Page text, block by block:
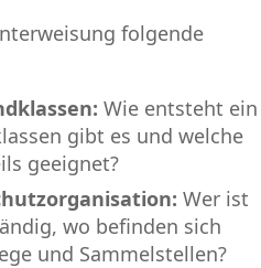
folgende
Wie entsteht ein
gibt es und welche
geeignet?
Wer ist
wo befinden sich
und Sammelstellen?